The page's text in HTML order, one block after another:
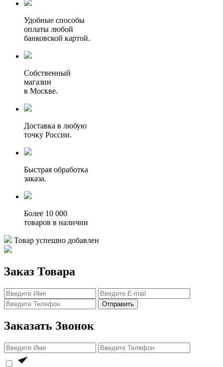
Удобные способы
оплаты любой
банковской картой.
Собственный
магазин
в Москве.
Доставка в любую
точку России.
Быстрая обработка
заказа.
Более 10 000
товаров в наличии
Товар успешно добавлен
Заказ Товара
Отправить
Заказать Звонок